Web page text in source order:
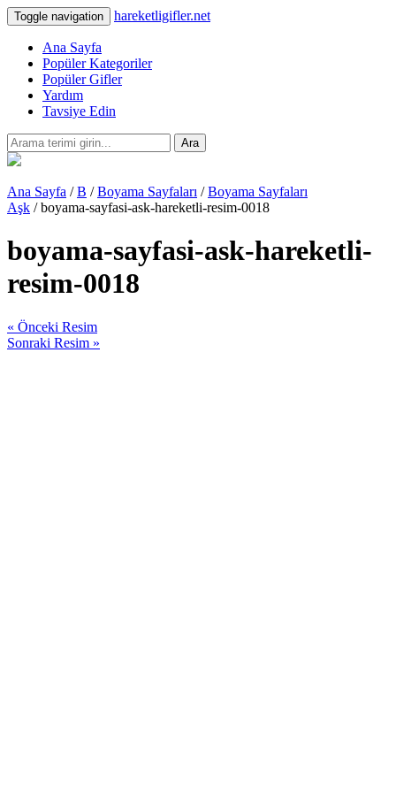
Toggle navigation hareketligifler.net
Ana Sayfa
Popüler Kategoriler
Popüler Gifler
Yardım
Tavsiye Edin
Ara
Ana Sayfa /B /Boyama Sayfaları /Boyama Sayfaları
Aşk / boyama-sayfasi-ask-hareketli-resim-0018
boyama-sayfasi-ask-hareketli-
resim-0018
« Önceki Resim
Sonraki Resim »